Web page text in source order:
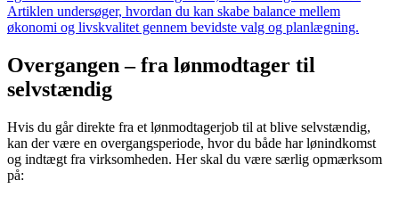
Artiklen undersøger, hvordan du kan skabe balance mellem
økonomi og livskvalitet gennem bevidste valg og planlægning.
Overgangen – fra lønmodtager til
selvstændig
Hvis du går direkte fra et lønmodtagerjob til at blive selvstændig,
kan der være en overgangsperiode, hvor du både har lønindkomst
og indtægt fra virksomheden. Her skal du være særlig opmærksom
på: